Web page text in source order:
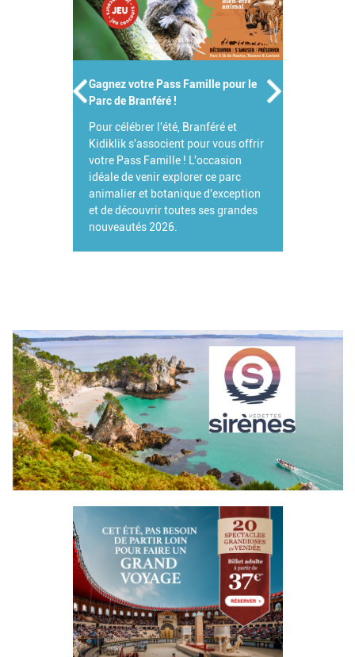
Gagnez votre Pass Famille pour le
Parc de Branféré !
Pour célébrer l'été, Branféré et
Kidiklik s'associent pour vous offrir
votre Pass Famille ! L'occasion
idéale de venir explorer ce parc
animalier et botanique d'exception
et de découvrir toutes ses grandes
nouveautés 2026.